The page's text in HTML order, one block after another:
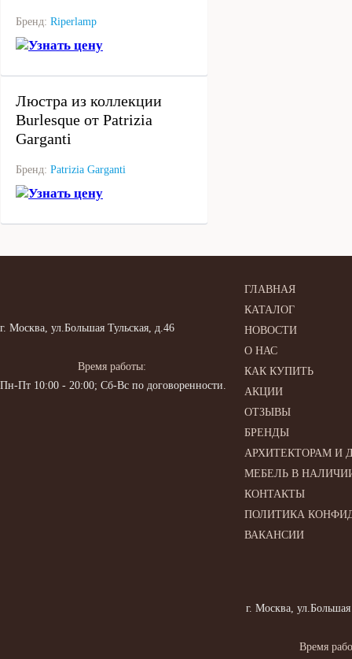
Бренд: Riperlamp
Узнать цену
Люстра из коллекции
Burlesque от Patrizia
Garganti
Бренд: Patrizia Garganti
Узнать цену
г. Москва, ул.Большая Тульская, д.46
Время работы:
Пн-Пт 10:00 - 20:00; Сб-Вс по договоренности.
ГЛАВНАЯ
КАТАЛОГ
НОВОСТИ
О НАС
КАК КУПИТЬ
АКЦИИ
ОТЗЫВЫ
БРЕНДЫ
АРХИТЕКТОРАМ И
МЕБЕЛЬ В
КОНТАКТЫ
ПОЛИТИКА
ВАКАНСИИ
г. Москва, ул.Большая
Время